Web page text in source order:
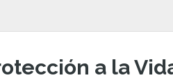
a la